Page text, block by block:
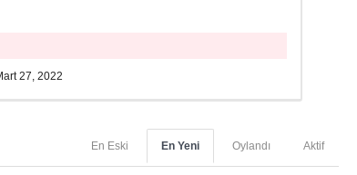
27, 2022
Aktif
Oylandı
En Yeni
En Eski